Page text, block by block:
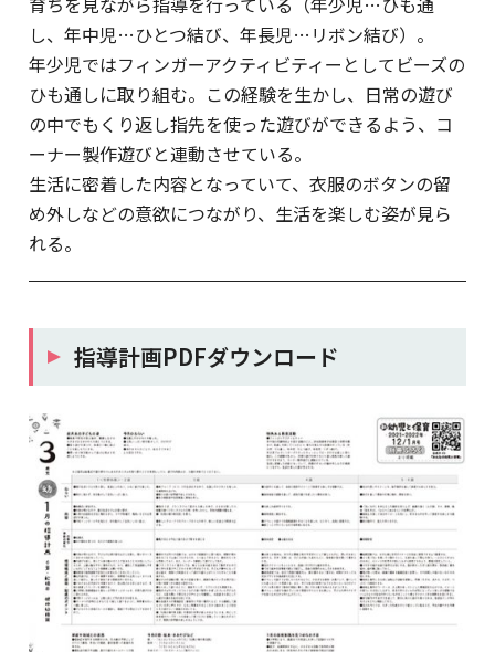
し、年中児…ひとつ結び、年長児…リボン結び）。
年少児ではフィンガーアクティビティーとしてビーズの
ひも通しに取り組む。この経験を生かし、日常の遊び
の中でもくり返し指先を使った遊びができるよう、コ
ーナー製作遊びと連動させている。
生活に密着した内容となっていて、衣服のボタンの留
め外しなどの意欲につながり、生活を楽しむ姿が見ら
れる。
指導計画PDFダウンロード